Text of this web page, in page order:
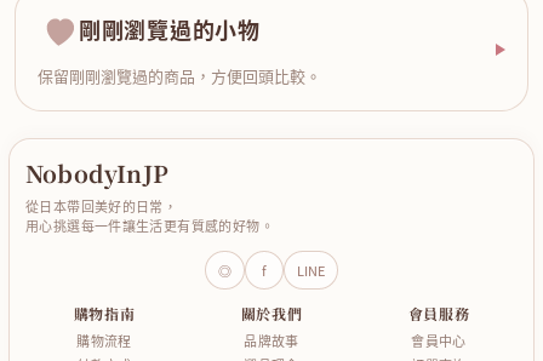
剛剛瀏覽過的小物
保留剛剛瀏覽過的商品，方便回頭比較。
NobodyInJP
從日本帶回美好的日常，
用心挑選每一件讓生活更有質感的好物。
◎ f LINE
購物指南
購物流程
關於我們
品牌故事
會員服務
會員中心